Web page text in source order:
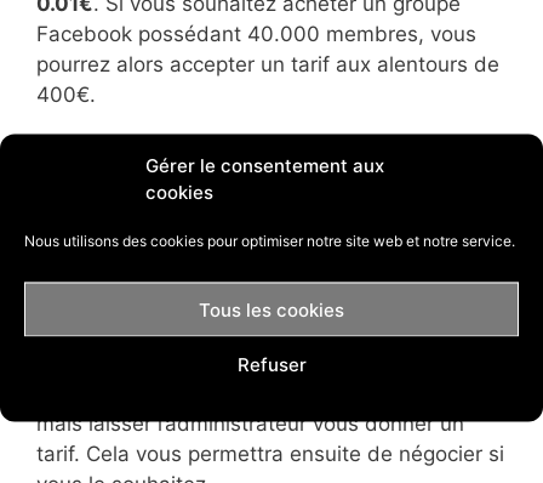
Gérer le consentement aux
cookies
Nous utilisons des cookies pour optimiser notre site web et notre service.
Tous les cookies
Refuser
Facebook possédant 40.000 membres, vous
pourrez alors accepter un tarif aux alentours de
400€.
Trouver des influenceurs Instagram
Nous vous invitons àenvoyer un message très
administrateur. Vous expliquez simplement que
vous êtes intéressé par l’achat de son groupe
Facebook et vous demandez si la personne est
mais laisser l’administrateur vous donner un
tarif. Cela vous permettra ensuite de négocier si